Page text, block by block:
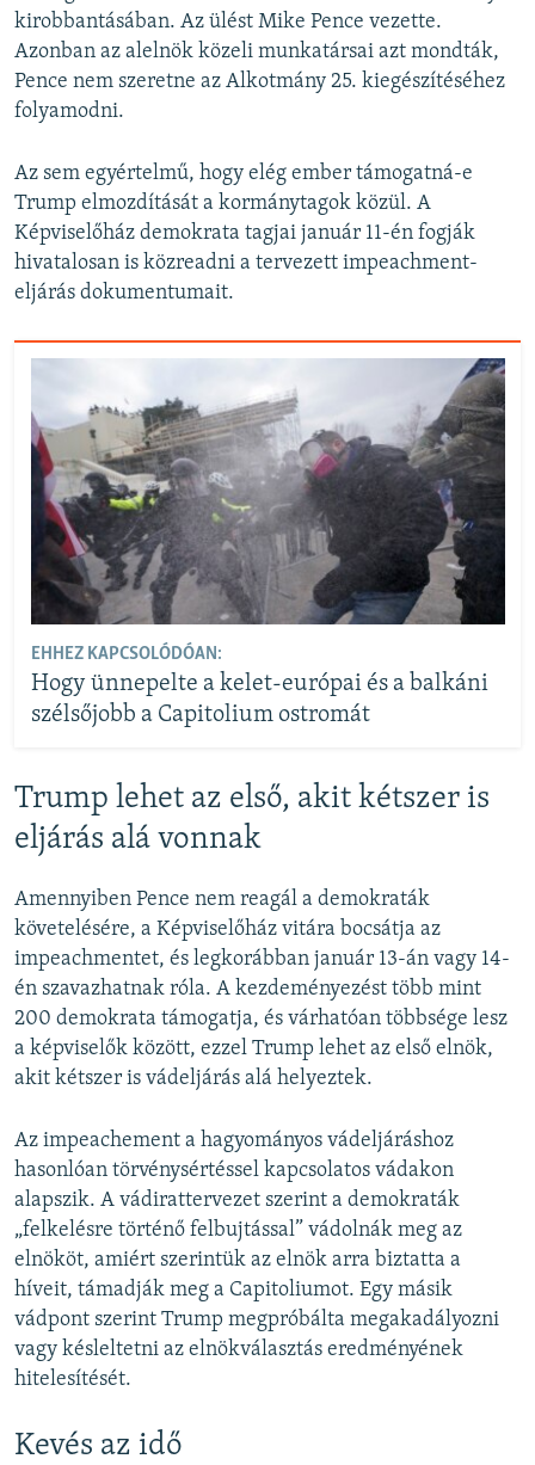
kirobbantásában. Az ülést Mike Pence vezette.
Azonban az alelnök közeli munkatársai azt mondták,
Pence nem szeretne az Alkotmány 25. kiegészítéséhez
folyamodni.
Az sem egyértelmű, hogy elég ember támogatná-e
Trump elmozdítását a kormánytagok közül. A
Képviselőház demokrata tagjai január 11-én fogják
hivatalosan is közreadni a tervezett impeachment-
eljárás dokumentumait.
EHHEZ KAPCSOLÓDÓAN:
Hogy ünnepelte a kelet-európai és a balkáni
szélsőjobb a Capitolium ostromát
Trump lehet az első, akit kétszer is
eljárás alá vonnak
Amennyiben Pence nem reagál a demokraták
követelésére, a Képviselőház vitára bocsátja az
impeachmentet, és legkorábban január 13-án vagy 14-
én szavazhatnak róla. A kezdeményezést több mint
200 demokrata támogatja, és várhatóan többsége lesz
a képviselők között, ezzel Trump lehet az első elnök,
akit kétszer is vádeljárás alá helyeztek.
Az impeachement a hagyományos vádeljáráshoz
hasonlóan törvénysértéssel kapcsolatos vádakon
alapszik. A vádirattervezet szerint a demokraták
„felkelésre történő felbujtással” vádolnák meg az
elnököt, amiért szerintük az elnök arra biztatta a
híveit, támadják meg a Capitoliumot. Egy másik
vádpont szerint Trump megpróbálta megakadályozni
vagy késleltetni az elnökválasztás eredményének
hitelesítését.
Kevés az idő